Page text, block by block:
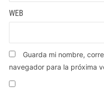
WEB
Guarda mi nombre,
navegador para la próxima